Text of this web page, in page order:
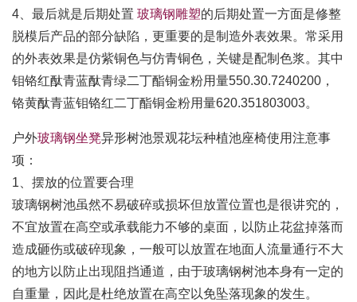
4、最后就是后期处置 玻璃钢雕塑的后期处置一方面是修整
脱模后产品的部分缺陷，更重要的是制造外表效果。常采用
的外表效果是仿紫铜色与仿青铜色，关键是配制色浆。其中
钼铬红酞青蓝酞青绿二丁酯铜金粉用量550.30.7240200，
铬黄酞青蓝钼铬红二丁酯铜金粉用量620.351803003。
户外玻璃钢坐凳异形树池景观花坛种植池座椅使用注意事
项：
1、摆放的位置要合理
玻璃钢树池虽然不易破碎或损坏但放置位置也是很讲究的，
不宜放置在高空或承载能力不够的桌面，以防止花盆掉落而
造成砸伤或破碎现象，一般可以放置在地面人流量通行不大
的地方以防止出现阻挡通道，由于玻璃钢树池本身有一定的
自重量，因此是杜绝放置在高空以免坠落现象的发生。